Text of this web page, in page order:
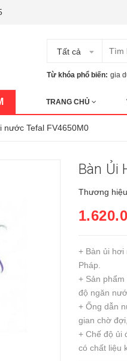
Tất cả
Từ khóa phổ biến: gia
TRANG CHỦ
nước Tefal FV4650M0
Bàn Ủi
Thương
+ Bàn ủi
Pháp.
+ Sản
độ ngăn
+ Ống dẫn
gian chờ
+ Chế độ ủi
có chất liệu